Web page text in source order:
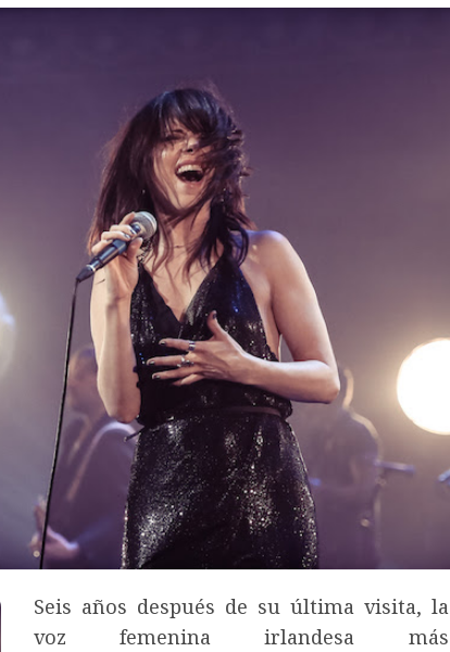
Seis años después de su última visita, la
voz femenina irlandesa más